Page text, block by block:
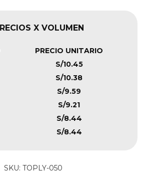
X VOLUMEN
PRECIO UNITARIO
S/10.45
S/10.38
S/9.59
S/9.21
S/8.44
S/8.44
SKU: TOPLY-050